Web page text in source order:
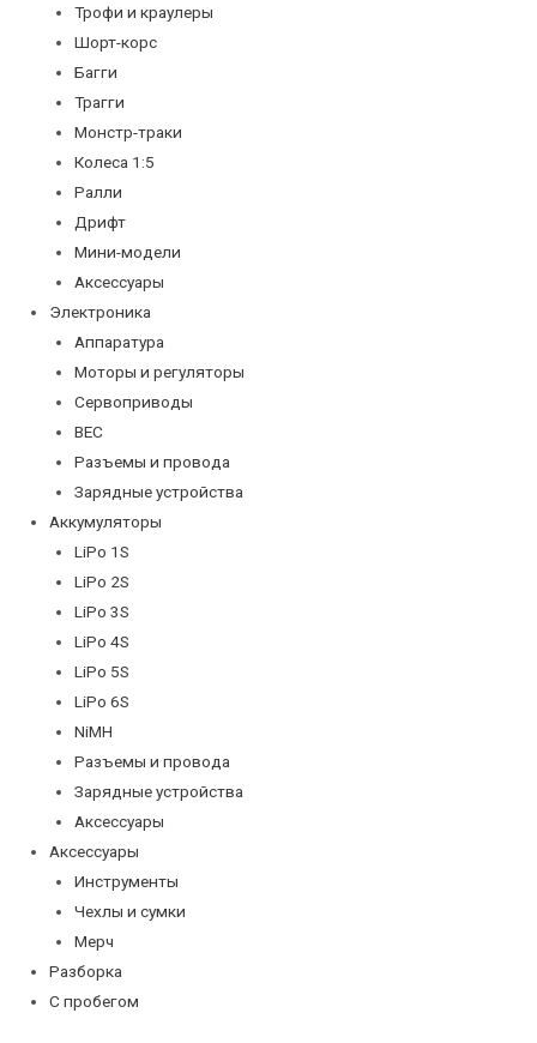
Трофи и краулеры
Шорт-корс
Багги
Трагги
Монстр-траки
Колеса 1:5
Ралли
Дрифт
Мини-модели
Аксессуары
Электроника
Аппаратура
Моторы и регуляторы
Сервоприводы
BEC
Разъемы и провода
Зарядные устройства
Аккумуляторы
LiPo 1S
LiPo 2S
LiPo 3S
LiPo 4S
LiPo 5S
LiPo 6S
NiMH
Разъемы и провода
Зарядные устройства
Аксессуары
Аксессуары
Инструменты
Чехлы и сумки
Мерч
Разборка
С пробегом